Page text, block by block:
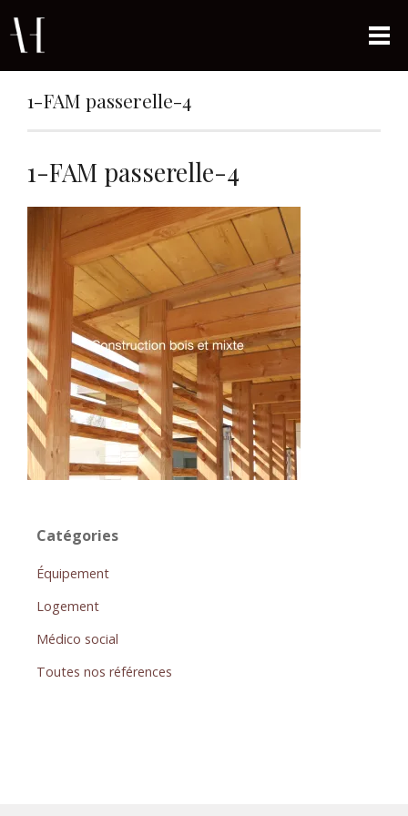
1-FAM passerelle-4
1-FAM passerelle-4
Catégories
Équipement
Logement
Médico social
Toutes nos références